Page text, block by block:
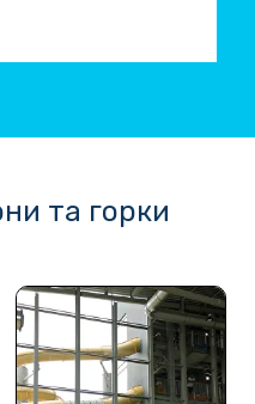
та горки